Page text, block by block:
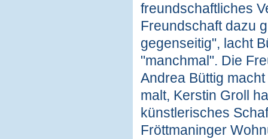
freundschaftliches
Freundschaft dazu
gegenseitig", lacht
"manchmal". Die
Andrea Büttig
malt, Kerstin Groll
künstlerisches
Fröttmaninger